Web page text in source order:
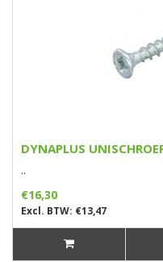
DYNAPLUS
..
€16,30
Excl. BTW: €13,47